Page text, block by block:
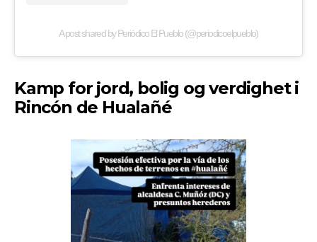
A post shared by Periódico El Pueblo (@periodicoelpueblo)
Kamp for jord, bolig og verdighet i
Rincón de Hualañé